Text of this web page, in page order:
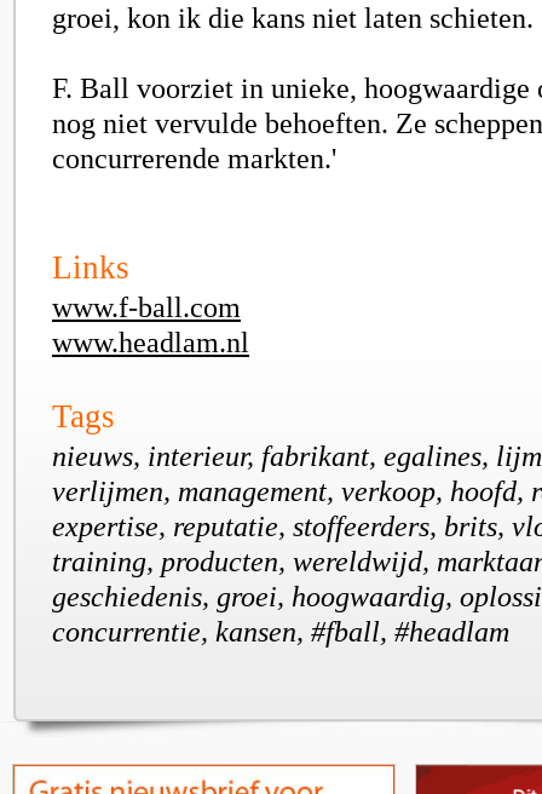
groei, kon ik die kans niet laten schieten.
F. Ball voorziet in unieke, hoogwaardige
nog niet vervulde behoeften. Ze
concurrerende markten.'
Links
www.f-ball.com
www.headlam.nl
Tags
nieuws, interieur, fabrikant, egalines,
verlijmen, management, verkoop, hoofd,
expertise, reputatie, stoffeerders, brits,
training, producten, wereldwijd,
geschiedenis, groei, hoogwaardig,
concurrentie, kansen, #fball, #headlam